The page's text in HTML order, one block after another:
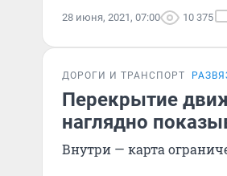
28 июня, 2021, 07:00 10 375
ДОРОГИ И ТРАНСПОРТ
Перекрытие
наглядно
Внутри — карта